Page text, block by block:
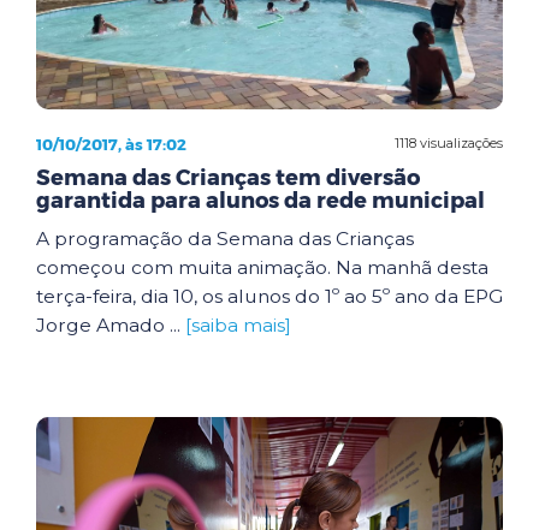
1118 visualizações
10/10/2017, às 17:02
Semana das Crianças tem diversão
garantida para alunos da rede municipal
A programação da Semana das Crianças
começou com muita animação. Na manhã desta
terça-feira, dia 10, os alunos do 1º ao 5º ano da EPG
Jorge Amado ... [saiba mais]